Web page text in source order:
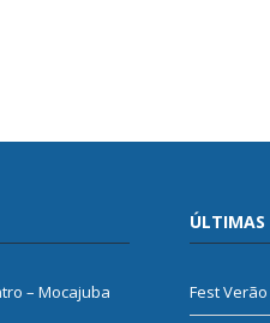
– Mocajuba
ÚLTIMAS
Fest Verão